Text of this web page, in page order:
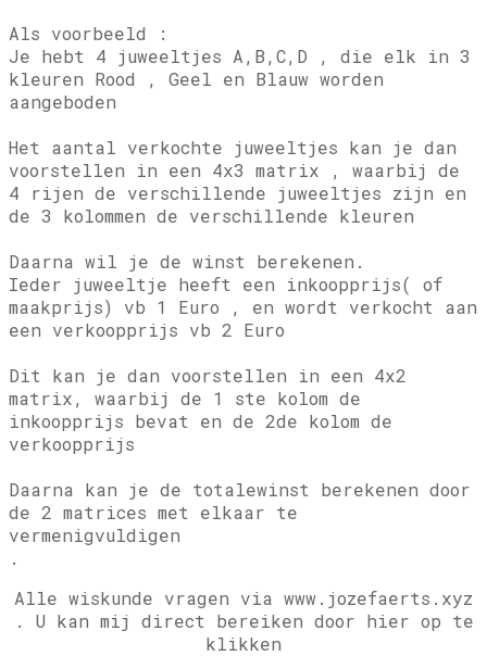
Als voorbeeld :
Je hebt 4 juweeltjes A,B,C,D , die elk in 3
kleuren Rood , Geel en Blauw worden
aangeboden
Het aantal verkochte juweeltjes kan je dan
voorstellen in een 4x3 matrix , waarbij de
4 rijen de verschillende juweeltjes zijn en
de 3 kolommen de verschillende kleuren
Daarna wil je de winst berekenen.
Ieder juweeltje heeft een inkoopprijs( of
maakprijs) vb 1 Euro , en wordt verkocht aan
een verkoopprijs vb 2 Euro
Dit kan je dan voorstellen in een 4x2
matrix, waarbij de 1 ste kolom de
inkoopprijs bevat en de 2de kolom de
verkoopprijs
Daarna kan je de totalewinst berekenen door
de 2 matrices met elkaar te
vermenigvuldigen
.
Alle wiskunde vragen via www.jozefaerts.xyz
. U kan mij direct bereiken door hier op te
klikken